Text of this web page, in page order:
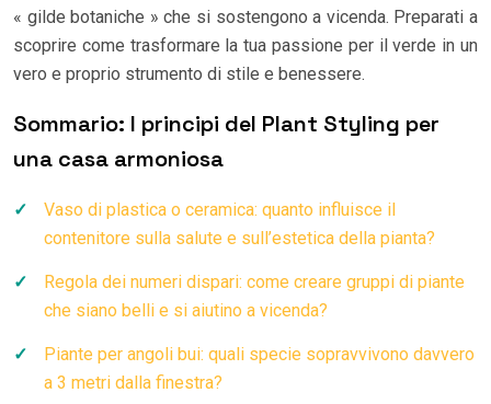
« gilde botaniche » che si sostengono a vicenda. Preparati a
scoprire come trasformare la tua passione per il verde in un
vero e proprio strumento di stile e benessere.
Sommario: I principi del Plant Styling per
una casa armoniosa
Vaso di plastica o ceramica: quanto influisce il
contenitore sulla salute e sull’estetica della pianta?
Regola dei numeri dispari: come creare gruppi di piante
che siano belli e si aiutino a vicenda?
Piante per angoli bui: quali specie sopravvivono davvero
a 3 metri dalla finestra?